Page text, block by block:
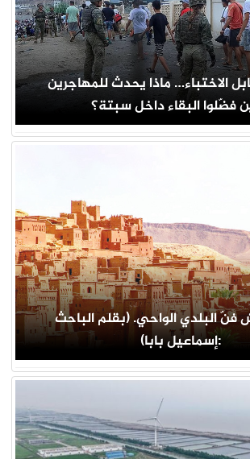
مقابل الاختباء… ماذا يحدث للمهاجرين
فضّلوا البقاء داخل سبتة؟
البلدي الواحي. (بقلم الباحث
:إسماعيل بابا)